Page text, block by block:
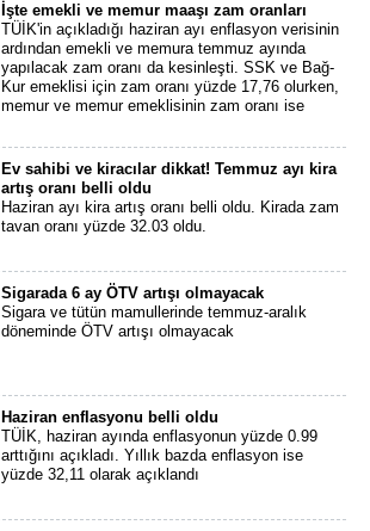
İşte emekli ve memur maaşı zam oranları
TÜİK'in açıkladığı haziran ayı enflasyon verisinin
ardından emekli ve memura temmuz ayında
yapılacak zam oranı da kesinleşti. SSK ve Bağ-
Kur emeklisi için zam oranı yüzde 17,76 olurken,
memur ve memur emeklisinin zam oranı ise
Ev sahibi ve kiracılar dikkat! Temmuz ayı kira
artış oranı belli oldu
Haziran ayı kira artış oranı belli oldu. Kirada zam
tavan oranı yüzde 32.03 oldu.
Sigarada 6 ay ÖTV artışı olmayacak
Sigara ve tütün mamullerinde temmuz-aralık
döneminde ÖTV artışı olmayacak
Haziran enflasyonu belli oldu
TÜİK, haziran ayında enflasyonun yüzde 0.99
arttığını açıkladı. Yıllık bazda enflasyon ise
yüzde 32,11 olarak açıklandı